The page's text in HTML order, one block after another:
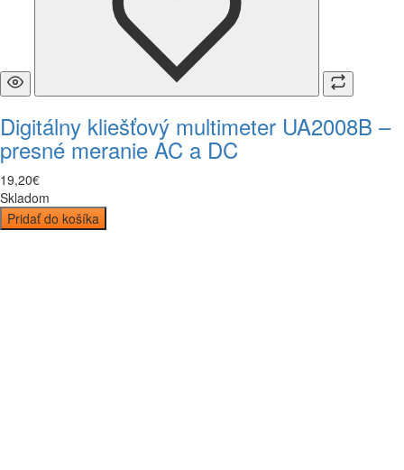
Digitálny kliešťový multimeter UA2008B –
presné meranie AC a DC
19,20€
Skladom
Pridať do košíka